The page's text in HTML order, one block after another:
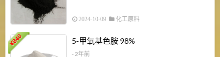
2024-10-09 化工原料
¥
840 5-甲氧基色胺 98%
- 2年前